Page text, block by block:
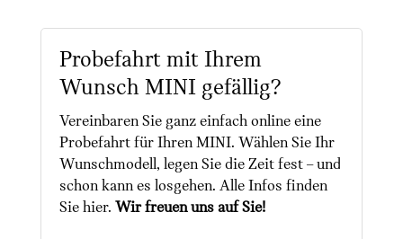
Probefahrt mit Ihrem
Wunsch MINI gefällig?
Vereinbaren Sie ganz einfach online eine
Probefahrt für Ihren MINI. Wählen Sie Ihr
Wunschmodell, legen Sie die Zeit fest – und
schon kann es losgehen. Alle Infos finden
Sie hier. Wir freuen uns auf Sie!